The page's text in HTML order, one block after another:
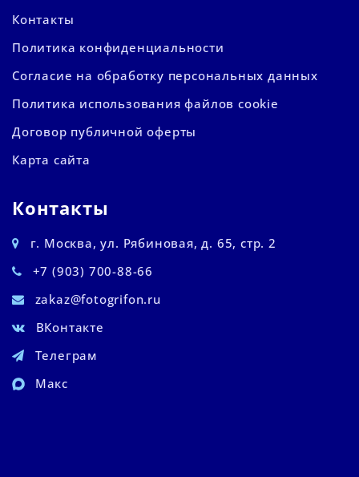
Контакты
Политика конфиденциальности
Согласие на обработку персональных данных
Политика использования файлов cookie
Договор публичной оферты
Карта сайта
Контакты
г. Москва, ул. Рябиновая, д. 65, стр. 2
+7 (903) 700-88-66
zakaz@fotogrifon.ru
ВКонтакте
Телеграм
Макс